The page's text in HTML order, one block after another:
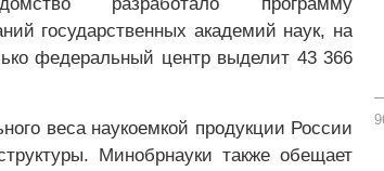
государственных академий наук, на
федеральный центр выделит 43 366
веса наукоемкой продукции России
Минобрнауки также обещает